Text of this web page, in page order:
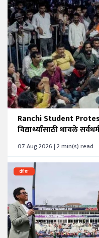
Ranchi Student
विद्यार्थ्यांसाठी धावले
07 Aug 2026 | 2 min(s) read
क्रीडा